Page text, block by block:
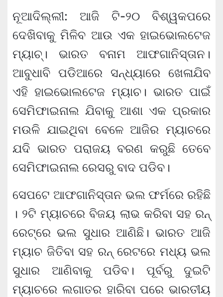
ନୂଆଦିଲ୍ଲୀ: ଆଜି ଟି-୨୦ ବିଶ୍ୱକପରେ
ଦେଖିବାକୁ ମିଳିବ ଆଉ ଏକ ହାଇଭୋଲଟେଜ
ମ୍ୟାଚ୍। ଭାରତ ବନାମ ଆଫଗାନିସ୍ତାନ।
ଆବୁଧାବି ପଡିଆରେ ସନ୍ଧ୍ୟାରେ ଖେଳାଯିବ
ଏହି ହାଇଭୋଲଟେଜ ମ୍ୟାଚ। ଭାରତ ପାଇଁ
ସେମିଫାଇନାଲ ଯିବାକୁ ଆଶା ଏକ ପ୍ରକାର
ମଉଳି ଯାଇଥିବା ବେଳେ ଆଜିର ମ୍ୟାଚରେ
ଯଦି ଭାରତ ପରାଜୟ ବରଣ କରୁଛି ତେବେ
ସେମିଫାଇନାଲ ରେସରୁ ବାଦ ପଡିବ।
ସେପଟେ ଆଫଗାନିସ୍ତାନ ଭଲ ଫର୍ମରେ ରହିଛି
। ୨ଟି ମ୍ୟାଚରେ ବିଜୟ ଲାଭ କରିବା ସହ ରନ୍
ରେଟ୍‌ରେ ଭଲ ସୁଧାର ଆଣିଛି। ଭାରତ ଆଜି
ମ୍ୟାଚ ଜିତିବା ସହ ରନ୍ ରେଟରେ ମଧ୍ୟ ଭଲ
ସୁଧାର ଆଣିବାକୁ ପଡିବ। ପୂର୍ବରୁ ଦୁଇଟି
ମ୍ୟାଚରେ ଲଗାତର ହାରିବା ପରେ ଭାରତୀୟ